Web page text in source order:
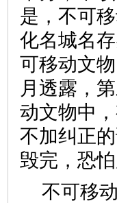
是，不可
化名城名
可移动文
月透露，
动文物中
不加纠正
毁完，恐
不可移